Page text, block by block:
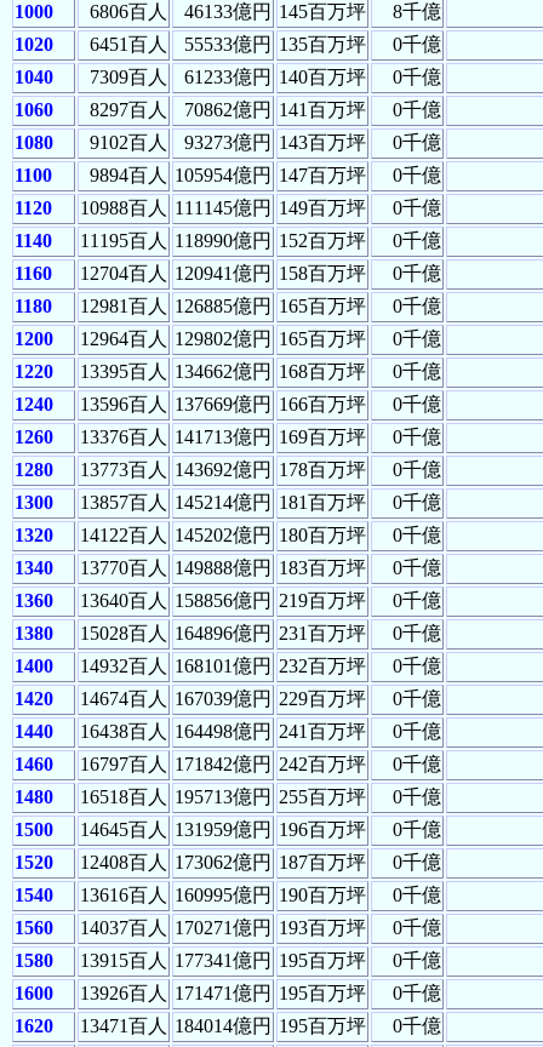
1000
6806百人 46133億円 145百万坪
8千億
1020
6451百人 55533億円 135百万坪
0千億
1040
7309百人 61233億円 140百万坪
0千億
1060
8297百人 70862億円 141百万坪
0千億
1080
9102百人 93273億円 143百万坪
0千億
1100
9894百人 105954億円 147百万坪
0千億
1120
10988百人 111145億円 149百万坪
0千億
1140
11195百人 118990億円 152百万坪
0千億
1160
12704百人 120941億円 158百万坪
0千億
1180
12981百人 126885億円 165百万坪
0千億
1200
12964百人 129802億円 165百万坪
0千億
1220
13395百人 134662億円 168百万坪
0千億
1240
13596百人 137669億円 166百万坪
0千億
1260
13376百人 141713億円 169百万坪
0千億
1280
13773百人 143692億円 178百万坪
0千億
1300
13857百人 145214億円 181百万坪
0千億
1320
14122百人 145202億円 180百万坪
0千億
1340
13770百人 149888億円 183百万坪
0千億
1360
13640百人 158856億円 219百万坪
0千億
1380
15028百人 164896億円 231百万坪
0千億
1400
14932百人 168101億円 232百万坪
0千億
1420
14674百人 167039億円 229百万坪
0千億
1440
16438百人 164498億円 241百万坪
0千億
1460
16797百人 171842億円 242百万坪
0千億
1480
16518百人 195713億円 255百万坪
0千億
1500
14645百人 131959億円 196百万坪
0千億
1520
12408百人 173062億円 187百万坪
0千億
1540
13616百人 160995億円 190百万坪
0千億
1560
14037百人 170271億円 193百万坪
0千億
1580
13915百人 177341億円 195百万坪
0千億
1600
13926百人 171471億円 195百万坪
0千億
1620
13471百人 184014億円 195百万坪
0千億